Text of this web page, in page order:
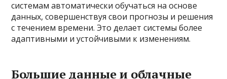
системам автоматически обучаться на основе
данных, совершенствуя свои прогнозы и решения
с течением времени. Это делает системы более
адаптивными и устойчивыми к изменениям.
Большие данные и облачные